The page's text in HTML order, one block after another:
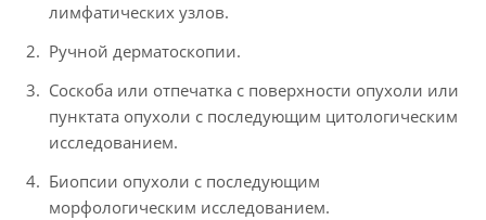
лимфатических узлов.
Ручной дерматоскопии.
Соскоба или отпечатка с поверхности опухоли или
пунктата опухоли с последующим цитологическим
исследованием.
Биопсии опухоли с последующим
морфологическим исследованием.